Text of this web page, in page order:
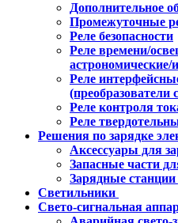
Дополнительное
Промежуточные
Реле безопасности
Реле времени/
Реле
(преобразователи
Реле контроля
Реле
Решения по зарядке
Аксессуары для
Запасные части
Зарядные
Светильники
Свето-сигнальная